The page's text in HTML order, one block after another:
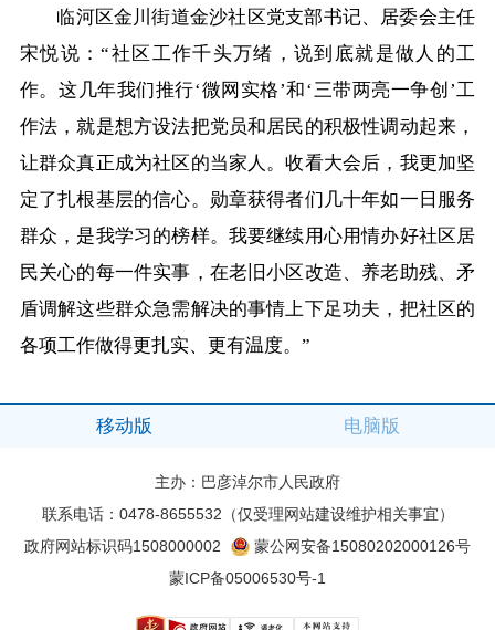
临河区金川街道金沙社区党支部书记、居委会主任
宋悦说：“社区工作千头万绪，说到底就是做人的工
作。这几年我们推行‘微网实格’和‘三带两亮一争创’工
作法，就是想方设法把党员和居民的积极性调动起来，
让群众真正成为社区的当家人。收看大会后，我更加坚
定了扎根基层的信心。勋章获得者们几十年如一日服务
群众，是我学习的榜样。我要继续用心用情办好社区居
民关心的每一件实事，在老旧小区改造、养老助残、矛
盾调解这些群众急需解决的事情上下足功夫，把社区的
各项工作做得更扎实、更有温度。”
移动版 电脑版
主办：巴彦淖尔市人民政府
联系电话：0478-8655532（仅受理网站建设维护相关事宜）
政府网站标识码1508000002
蒙公网安备15080202000126号
蒙ICP备05006530号-1